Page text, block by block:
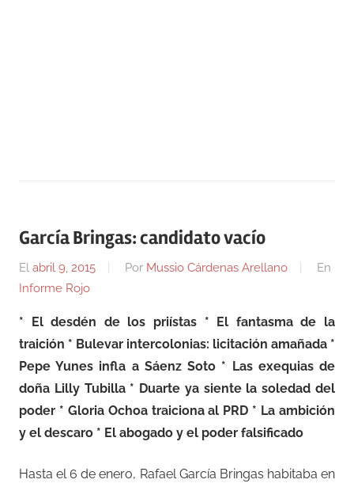
García Bringas: candidato vacío
El abril 9, 2015 Por Mussio Cárdenas Arellano
En
Informe Rojo
* El desdén de los priístas * El fantasma de la
traición * Bulevar intercolonias: licitación amañada *
Pepe Yunes infla a Sáenz Soto * Las exequias de
doña Lilly Tubilla * Duarte ya siente la soledad del
poder * Gloria Ochoa traiciona al PRD * La ambición
y el descaro * El abogado y el poder falsificado
Hasta el 6 de enero, Rafael García Bringas habitaba en